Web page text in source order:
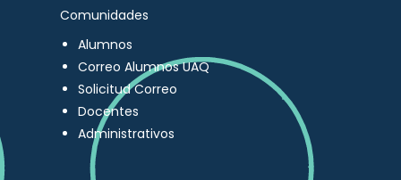
Comunidades
Alumnos
Correo Alumnos UAQ
Solicitud Correo
Docentes
Administrativos